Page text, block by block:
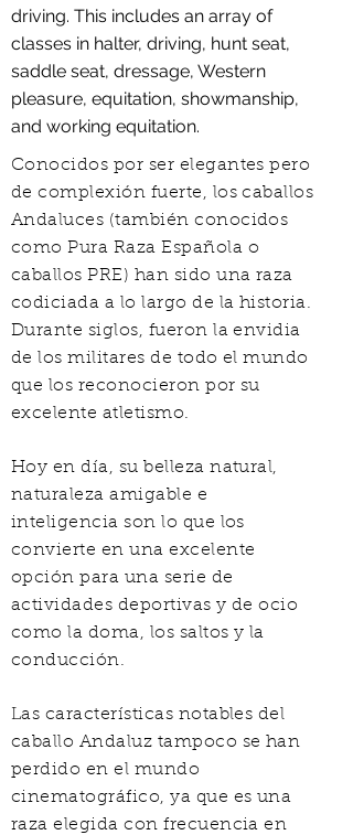
driving. This includes an array of
classes in halter, driving, hunt seat,
saddle seat, dressage, Western
pleasure, equitation, showmanship,
and working equitation.
Conocidos por ser elegantes pero
de complexión fuerte, los caballos
Andaluces (también conocidos
como Pura Raza Española o
caballos PRE) han sido una raza
codiciada a lo largo de la historia.
Durante siglos, fueron la envidia
de los militares de todo el mundo
que los reconocieron por su
excelente atletismo.
Hoy en día, su belleza natural,
naturaleza amigable e
inteligencia son lo que los
convierte en una excelente
opción para una serie de
actividades deportivas y de ocio
como la doma, los saltos y la
conducción.
Las características notables del
caballo Andaluz tampoco se han
perdido en el mundo
cinematográfico, ya que es una
raza elegida con frecuencia en